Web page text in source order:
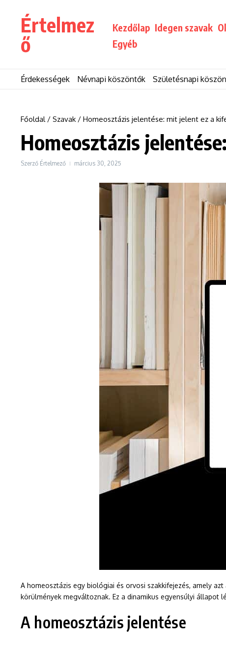
Értelmez
ő
Kezdőlap Idegen szavak
Egyéb
Érdekességek Névnapi köszöntők Születésnapi
Főoldal/ Szavak/ Homeosztázis jelentése: mit jelent ez a
Homeosztázis
Szerző Értelmező március 30, 2025
A homeosztázis egy biológiai és orvosi szakkifejezés, amely
körülmények megváltoznak. Ez a dinamikus egyensúlyi állapot
A homeosztázis jelentése